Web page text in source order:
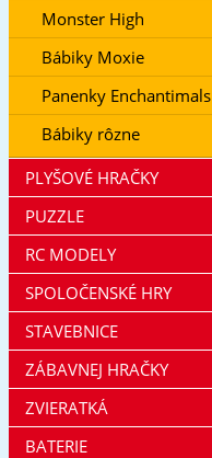
Monster High
Bábiky Moxie
Panenky Enchantimals
Bábiky rôzne
PLYŠOVÉ HRAČKY
PUZZLE
RC MODELY
SPOLOČENSKÉ HRY
STAVEBNICE
ZÁBAVNEJ HRAČKY
ZVIERATKÁ
BATERIE